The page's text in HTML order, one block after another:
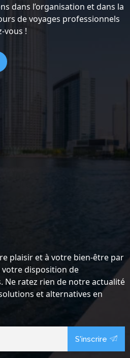
dans l’organisation et dans la
de voyages professionnels
vous !
plaisir et à votre bien-être par
votre disposition de
Ne ratez rien de notre actualité
et alternatives en
S'inscrire